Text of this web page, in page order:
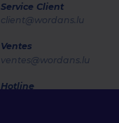
Service Client
client@wordans.lu
Ventes
ventes@wordans.lu
Hotline